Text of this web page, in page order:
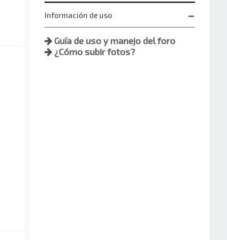
Información de uso
Guía de uso y manejo del foro
¿Cómo subir fotos?